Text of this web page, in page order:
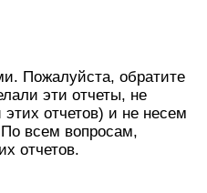
Пожалуйста, обратите
эти отчеты, не
отчетов) и не несем
По всем вопросам,
отчетов.